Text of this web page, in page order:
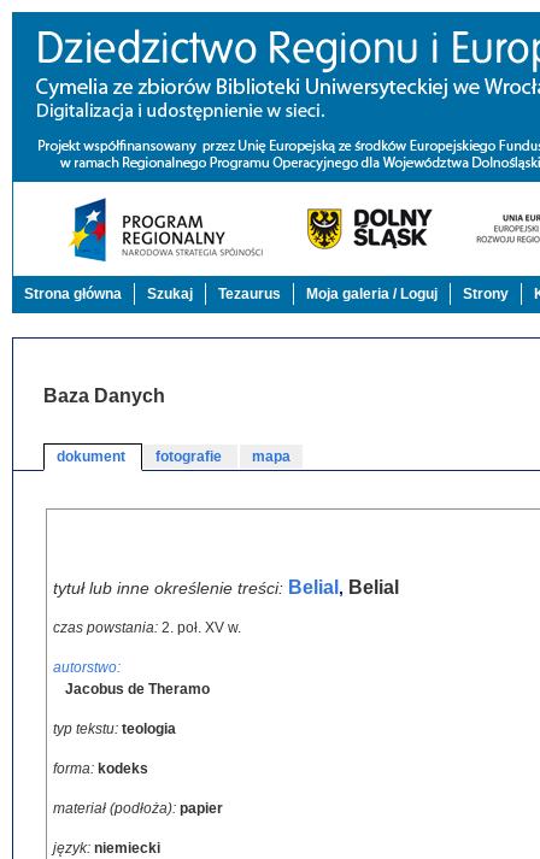
Strona główna Szukaj Tezaurus Moja galeria / Loguj Strony
Baza Danych
dokument fotografie mapa
tytuł lub inne określenie treści: Belial , Belial
czas powstania: 2. poł. XV w.
autorstwo:
Jacobus de Theramo
typ tekstu: teologia
forma: kodeks
materiał (podłoża): papier
język: niemiecki